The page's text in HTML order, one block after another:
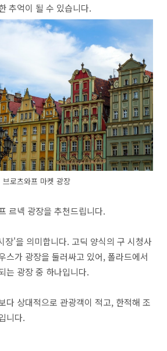
추억이 될 수 있습니다.
브로츠와프 마켓 광장
르넥 광장을 추천드립니다.
장'을 의미합니다. 고딕 양식의 구 시청사
스가 광장을 둘러싸고 있어, 폴라드에서
는 광장 중 하나입니다.
다 상대적으로 관광객이 적고, 한적해 조
니다.